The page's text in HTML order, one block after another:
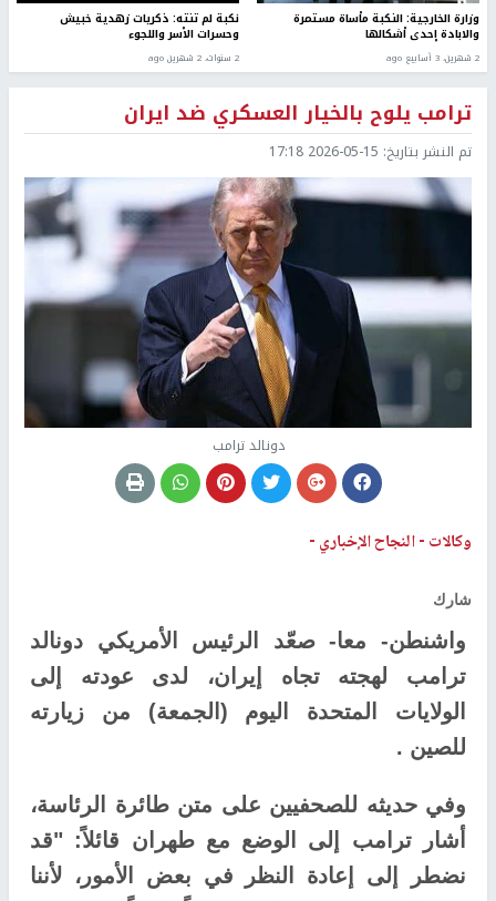
وزارة الخارجية: النكبة مأساة مستمرة
والابادة إحدى أشكالها
2 شهرين، 3 أسابيع ago
نكبة لم تنته: ذكريات زهدية خبيش
وحسرات الأسر واللجوء
2 سنوات، 2 شهرين ago
ترامب يلوح بالخيار العسكري ضد ايران
تم النشر بتاريخ: 2026-05-15 17:18
دونالد ترامب
وكالات -النجاح الإخباري -
شارك
واشنطن- معا- صعّد الرئيس الأمريكي دونالد
ترامب لهجته تجاه إيران، لدى عودته إلى
الولايات المتحدة اليوم (الجمعة) من زيارته
للصين .
وفي حديثه للصحفيين على متن طائرة الرئاسة،
أشار ترامب إلى الوضع مع طهران قائلاً: "قد
نضطر إلى إعادة النظر في بعض الأمور، لأننا